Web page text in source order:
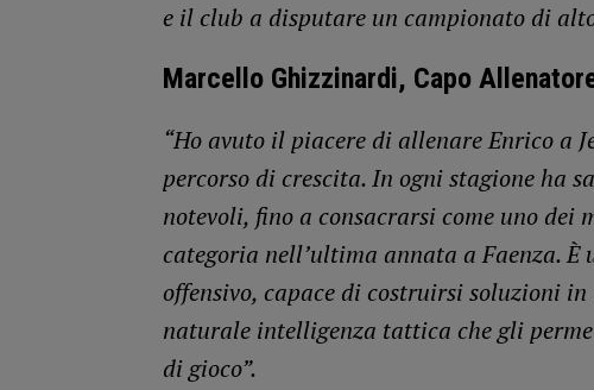
e il club a disputare un campionato di
Marcello Ghizzinardi, Capo
“Ho avuto il piacere di allenare Enrico a
percorso di crescita. In ogni stagione ha
notevoli, fino a consacrarsi come uno
categoria nell’ultima annata a Faenza.
offensivo, capace di costruirsi soluzioni
naturale intelligenza tattica che gli
di gioco”.